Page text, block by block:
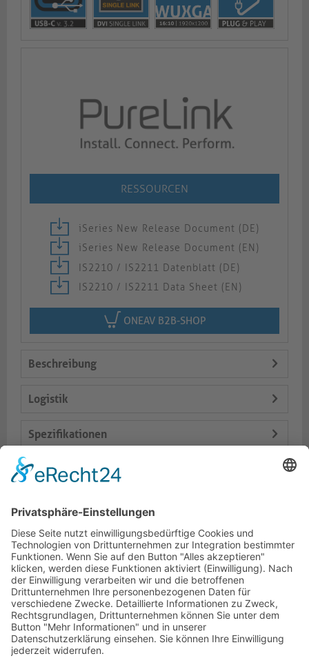
RESSOURCEN
iSeries New Release Document (DE)
iSeries New Release Document (EN)
IS2210 / IS2211 Datenblatt (DE)
IS2210 / IS2211 Data Sheet (EN)
ONEAV B2B-SHOP
Beschreibung
Logistik
Spezifikationen
Lieferumfang
Varianten
Dokumente
HOTLINE